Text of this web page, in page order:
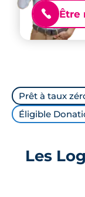
📞 Être
Prêt à taux
Éligible
Les